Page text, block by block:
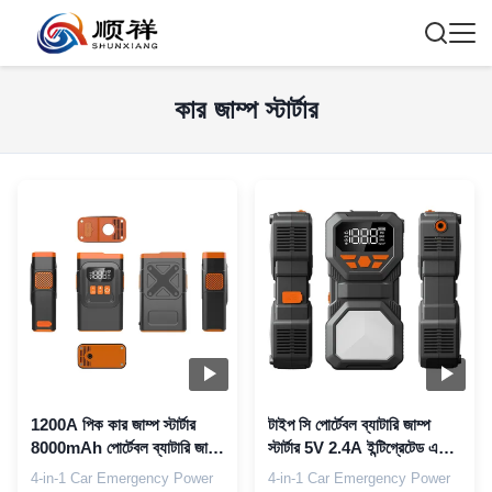
কার জাম্প স্টার্টার
1200A পিক কার জাম্প স্টার্টার
8000mAh পোর্টেবল ব্যাটারি জাম্প
স্টার্টার ইন্টিগ্রেটেড এয়ার ইনফ্লাটর
4-in-1 Car Emergency Power
টাইপ সি পোর্টেবল ব্যাটারি জাম্প
স্টার্টার 5V 2.4A ইন্টিগ্রেটেড এয়ার
পাম্প এবং QC3.0 দ্রুত চার্জিং সহ
4-in-1 Car Emergency Power